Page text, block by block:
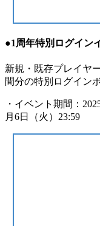
●1周年特別ログイン
新規・既存プレイヤ
間分の特別ログイン
・イベント期間：
月6日（火）23:59